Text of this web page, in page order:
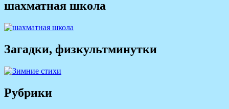
шахматная школа
Загадки, физкультминутки
Рубрики